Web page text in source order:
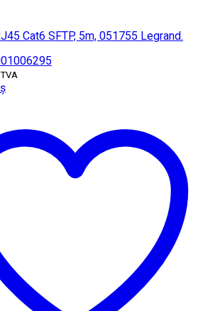
Cat6 SFTP, 5m, 051755 Legrand.